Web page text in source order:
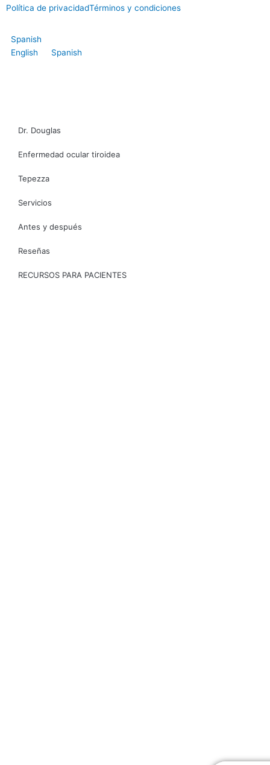
Política de privacidadTérminos y condiciones
Spanish
English
Spanish
Dr. Douglas
Enfermedad ocular tiroidea
Tepezza
Servicios
Antes y después
Reseñas
RECURSOS PARA PACIENTES